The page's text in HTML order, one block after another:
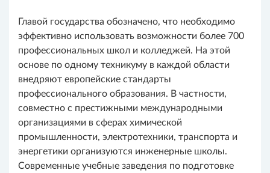
Главой государства обозначено, что необходимо
эффективно использовать возможности более 700
профессиональных школ и колледжей. На этой
основе по одному техникуму в каждой области
внедряют европейские стандарты
профессионального образования. В частности,
совместно с престижными международными
организациями в сферах химической
промышленности, электротехники, транспорта и
энергетики организуются инженерные школы.
Современные учебные заведения по подготовке